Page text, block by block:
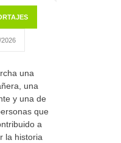
2026
una
una
y una de
que
a
la historia